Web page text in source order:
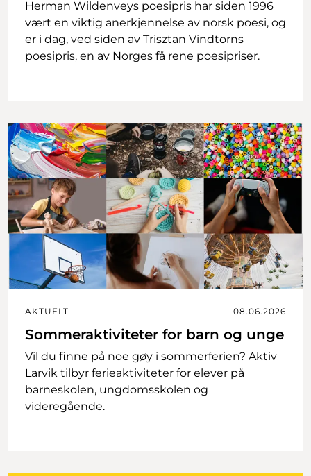
Herman Wildenveys poesipris har siden 1996
vært en viktig anerkjennelse av norsk poesi, og
er i dag, ved siden av Trisztan Vindtorns
poesipris, en av Norges få rene poesipriser.
AKTUELT 08.06.2026
Sommeraktiviteter for barn og unge
Vil du finne på noe gøy i sommerferien? Aktiv
Larvik tilbyr ferieaktiviteter for elever på
barneskolen, ungdomsskolen og
videregående.